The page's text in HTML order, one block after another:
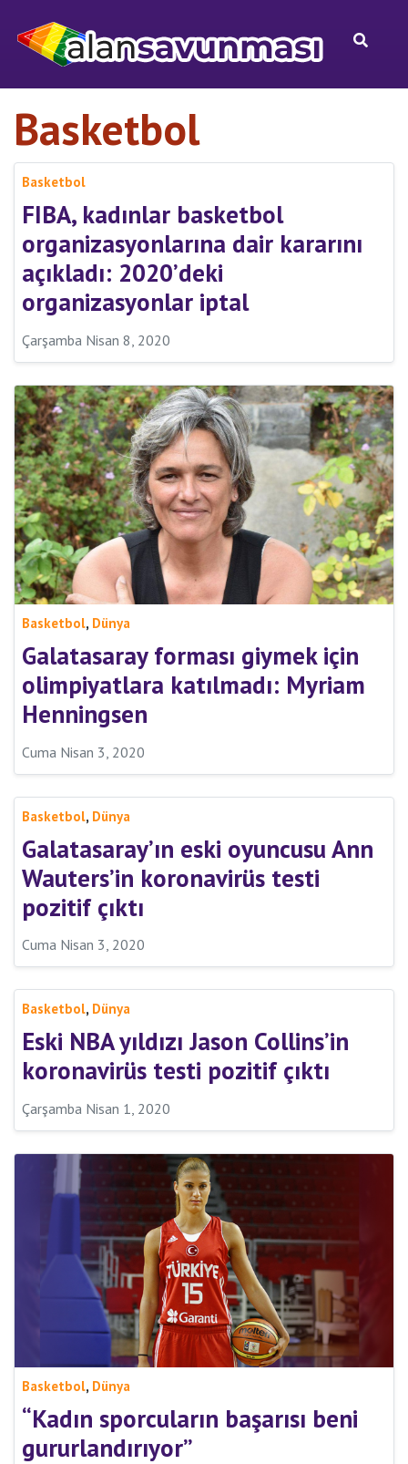
Basketbol
Basketbol
FIBA, kadınlar basketbol
organizasyonlarına dair kararını
açıkladı: 2020’deki
organizasyonlar iptal
Çarşamba Nisan 8, 2020
Basketbol, Dünya
Galatasaray forması giymek için
olimpiyatlara katılmadı: Myriam
Henningsen
Cuma Nisan 3, 2020
Basketbol, Dünya
Galatasaray’ın eski oyuncusu Ann
Wauters’in koronavirüs testi
pozitif çıktı
Cuma Nisan 3, 2020
Basketbol, Dünya
Eski NBA yıldızı Jason Collins’in
koronavirüs testi pozitif çıktı
Çarşamba Nisan 1, 2020
Basketbol, Dünya
“Kadın sporcuların başarısı beni
gururlandırıyor”